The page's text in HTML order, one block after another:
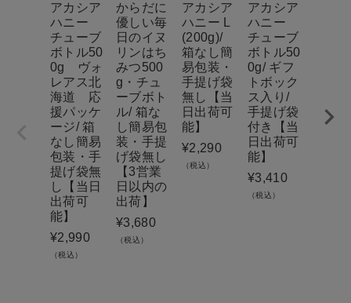
アカシア
ハニー
チューブ
ボトル50
0g ヴォ
レアス北
海道 応
援パッケ
ージ/ 箱
なし簡易
包装・手
提げ袋無
し【当日
出荷可
能】
¥2,990
（税込）
からだに
優しい毎
日のイヌ
リンはち
みつ500
g・チュ
ーブボト
ル/ 箱な
し簡易包
装・手提
げ袋無し
【3営業
日以内の
出荷】
¥3,680
（税込）
アカシア
ハニー L
(200g)/
箱なし簡
易包装・
手提げ袋
無し【当
日出荷可
能】
¥2,290
（税込）
アカシア
ハニー
チューブ
ボトル50
0g/ ギフ
トボック
ス入り/
手提げ袋
付き【当
日出荷可
能】
¥3,410
（税込）
げ箱
日専